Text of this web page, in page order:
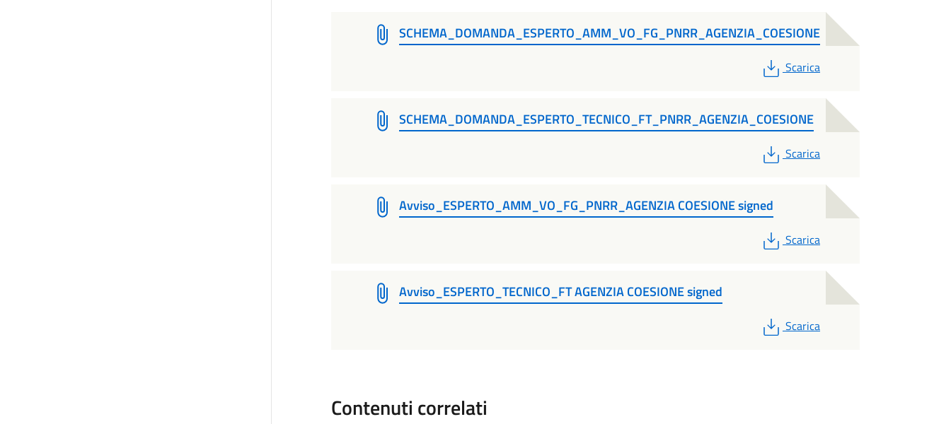
SCHEMA_DOMANDA_ESPERTO_AMM_VO_FG_PNRR_AGENZIA_COESIONE
PDF
Scarica
SCHEMA_DOMANDA_ESPERTO_TECNICO_FT_PNRR_AGENZIA_COESIONE
PDF
Scarica
Avviso_ESPERTO_AMM_VO_FG_PNRR_AGENZIA COESIONE signed
PDF
Scarica
Avviso_ESPERTO_TECNICO_FT AGENZIA COESIONE signed
PDF
Scarica
Contenuti correlati